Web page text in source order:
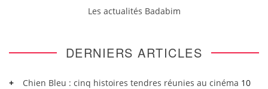
Les actualités Badabim
DERNIERS ARTICLES
Chien Bleu : cinq histoires tendres réunies au cinéma 10